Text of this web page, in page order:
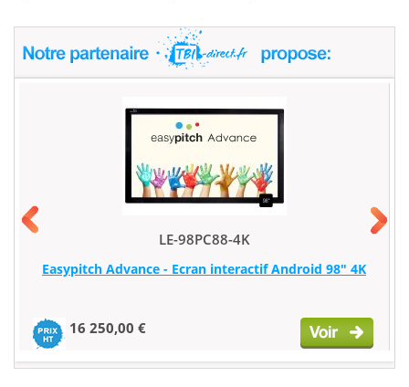
LE-98PC88-4K
Easypitch Advance - Ecran interactif Android 98" 4K
16 250,00 €